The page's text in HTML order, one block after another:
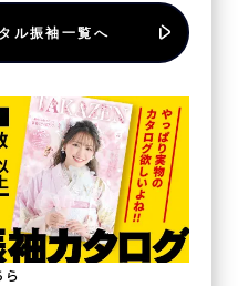
ル振袖一覧へ
ら